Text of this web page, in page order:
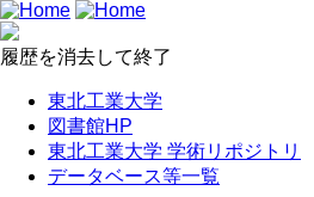
履歴を消去して終了
東北工業大学
図書館HP
東北工業大学 学術リポジトリ
データベース等一覧